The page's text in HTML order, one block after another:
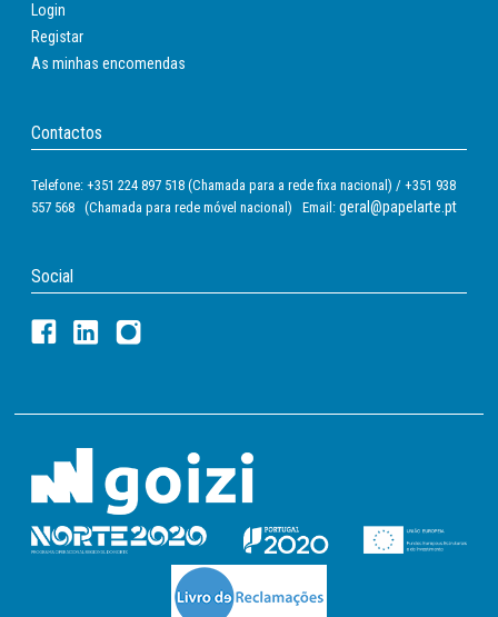
Login
Registar
As minhas encomendas
Contactos
Telefone: +351 224 897 518 (Chamada para a rede fixa nacional) / +351 938
557 568 (Chamada para rede móvel nacional) Email: geral@papelarte.pt
Social